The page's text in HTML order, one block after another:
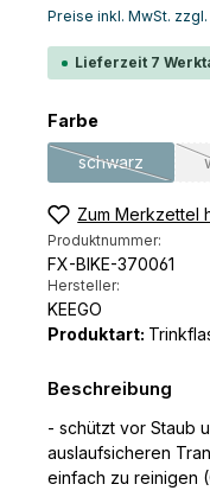
Preise inkl. MwSt.
Lieferzeit 7
Farbeauswählen
schwarz
(Diese
Zum Merkzettel
Produktnummer:
FX-BIKE-370061
Hersteller:
KEEGO
Produktart:
Beschreibung
- schützt vor Staub
auslaufsicheren
einfach zu reinigen